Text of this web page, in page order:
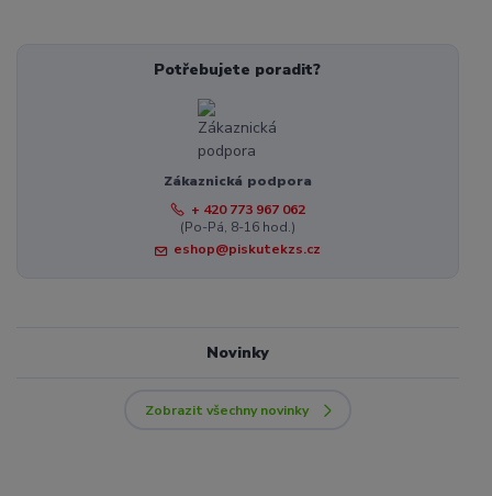
Potřebujete poradit?
Zákaznická podpora
+ 420 773 967 062
(Po-Pá, 8-16 hod.)
eshop@piskutekzs.cz
Novinky
Zobrazit všechny novinky